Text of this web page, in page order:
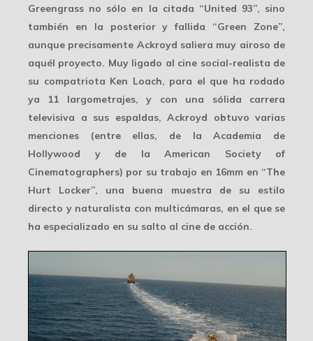
Greengrass no sólo en la citada “United 93”, sino
también en la posterior y fallida “Green Zone”,
aunque precisamente Ackroyd saliera muy airoso de
aquél proyecto. Muy ligado al cine social-realista de
su compatriota Ken Loach, para el que ha rodado
ya 11 largometrajes, y con una sólida carrera
televisiva a sus espaldas, Ackroyd obtuvo varias
menciones (entre ellas, de la Academia de
Hollywood y de la American Society of
Cinematographers) por su trabajo en 16mm en “The
Hurt Locker”, una buena muestra de su estilo
directo y naturalista con multicámaras, en el que se
ha especializado en su salto al cine de acción.